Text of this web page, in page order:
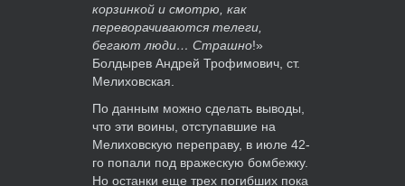
корзинкой и смотрю, как
переворачиваются телеги,
бегают люди… Страшно!»
Болдырев Андрей Трофимович, ст.
Мелиховская.
По данным можно сделать выводы,
что эти воины, отступавшие на
Мелиховскую переправу, в июле 42-
го попали под вражескую бомбежку.
Но останки еще трех погибших пока